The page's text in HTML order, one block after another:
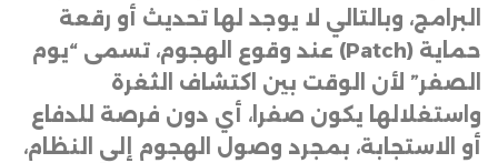
البرامج، وبالتالي لا يوجد لها تحديث أو رقعة
حماية (Patch)
عند وقوع الهجوم، تسمى “يوم
الصفر” لأن الوقت بين اكتشاف الثغرة
واستغلالها يكون صفرا، أي دون فرصة للدفاع
أو الاستجابة، بمجرد وصول الهجوم إلى النظام،